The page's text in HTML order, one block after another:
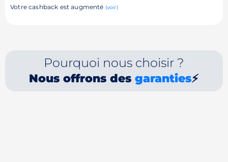
Votre cashback est augmenté (voir)
Pourquoi nous choisir ?
Nous offrons desgaranties⚡